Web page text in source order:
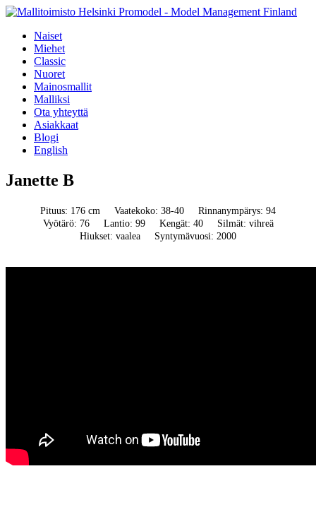
Naiset
Miehet
Classic
Nuoret
Mainosmallit
Malliksi
Ota yhteyttä
Asiakkaat
Blogi
English
Janette B
Pituus: 176 cm Vaatekoko: 38-40
Rinnanympärys: 94
Vyötärö: 76
Lantio: 99 Kengät: 40
Silmät: vihreä
Hiukset: vaalea
Syntymävuosi: 2000